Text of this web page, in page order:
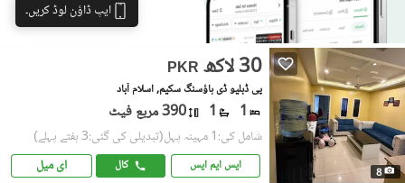
ایپ ڈاؤن لوڈ کریں۔
8
PKR 30 لاکھ
پی ڈبلیو ڈی ہاؤسنگ سکیم, اسلام آباد
1
1 390 مربع فیٹ
شامل کی:1 مہینہ پہل (تبدیلی کی گئی:3 ہفتے پہلے)
ایس ایم ایس کال ای میل